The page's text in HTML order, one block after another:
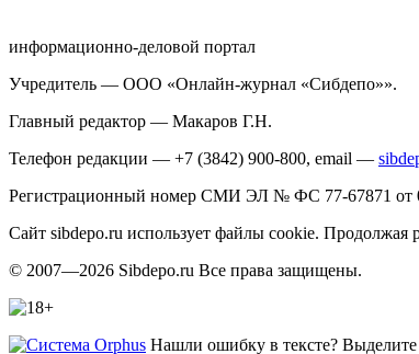
информационно-деловой портал
Учредитель — ООО «Онлайн-журнал «Сибдепо»».
Главный редактор — Макаров Г.Н.
Телефон редакции — +7 (3842) 900-800, email —
Регистрационный номер СМИ ЭЛ № ФС 77-67871 от
Сайт sibdepo.ru использует файлы cookie.
© 2007—2026 Sibdepo.ru Все права защищены.
Нашли ошибку в тексте?